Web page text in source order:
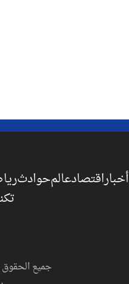
أخباراقتصادعالمحوادث
جميع الحقوق